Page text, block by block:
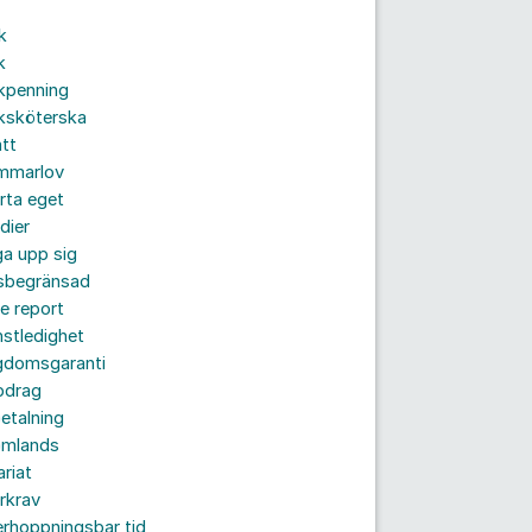
eget
upp sig
report
tid